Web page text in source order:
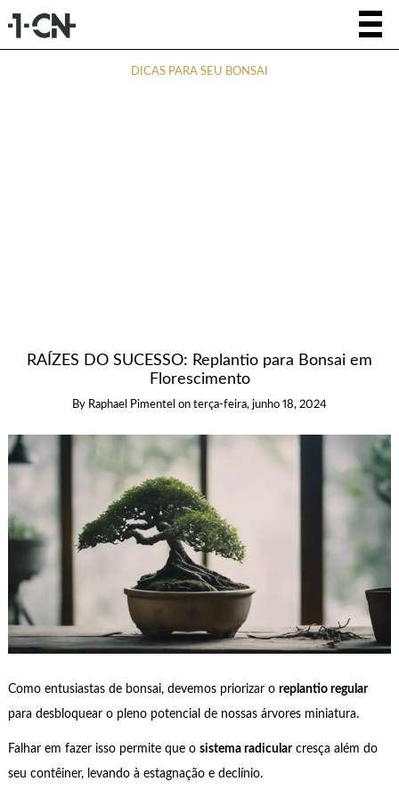
DICAS PARA SEU BONSAI
RAÍZES DO SUCESSO: Replantio para Bonsai em
Florescimento
By Raphael Pimentel on terça-feira, junho 18, 2024
Como entusiastas de bonsai, devemos priorizar o replantio regular
para desbloquear o pleno potencial de nossas árvores miniatura.
Falhar em fazer isso permite que o sistema radicularcresça além do
seu contêiner, levando à estagnação e declínio.